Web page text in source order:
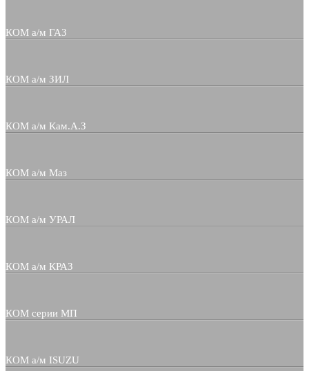
КОМ а/м ГАЗ
КОМ а/м ЗИЛ
КОМ а/м Кам.А.З
КОМ а/м Маз
КОМ а/м УРАЛ
КОМ а/м КРАЗ
КОМ серии МП
КОМ а/м ISUZU